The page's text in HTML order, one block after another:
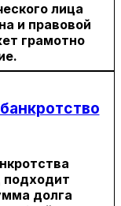
лица
и правовой
грамотно
подходит
долга